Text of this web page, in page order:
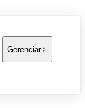
Gerenciar